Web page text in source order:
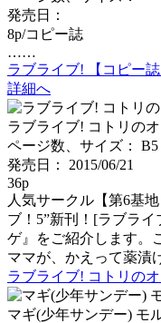
発売日：
8p/コピー誌
……
ラブライブ! 【コピー
詳細へ
ラブライブ! コトリの
ページ数、サイズ： B5
発売日： 2015/06/21
36p
人気サークル【第6基
ブ！5”新刊！[ラブラ
ゲ』をご紹介します。
ママが、かえって薬
ラブライブ! コトリの
マギ(少年サンデー) モ